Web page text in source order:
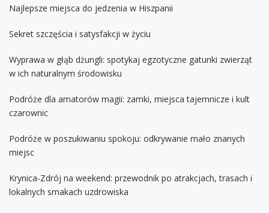
Najlepsze miejsca do jedzenia w Hiszpanii
Sekret szczęścia i satysfakcji w życiu
Wyprawa w głąb dżungli: spotykaj egzotyczne gatunki zwierząt
w ich naturalnym środowisku
Podróże dla amatorów magii: zamki, miejsca tajemnicze i kult
czarownic
Podróże w poszukiwaniu spokoju: odkrywanie mało znanych
miejsc
Krynica-Zdrój na weekend: przewodnik po atrakcjach, trasach i
lokalnych smakach uzdrowiska